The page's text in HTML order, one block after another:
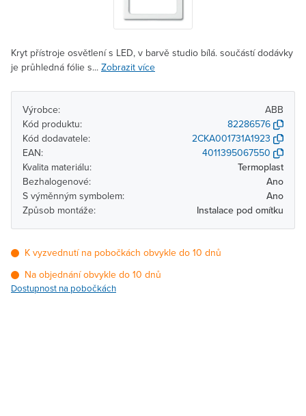
Kryt přístroje osvětlení s LED, v barvě studio bílá. součástí dodávky
je průhledná fólie s... Zobrazit více
Výrobce:
ABB
Kód produktu:
82286576
Kód dodavatele:
2CKA001731A1923
EAN:
4011395067550
Kvalita materiálu:
Termoplast
Bezhalogenové:
Ano
S výměnným symbolem:
Ano
Způsob montáže:
Instalace pod omítku
K vyzvednutí na pobočkách obvykle do 10 dnů
Na objednání obvykle do 10 dnů
Dostupnost na pobočkách